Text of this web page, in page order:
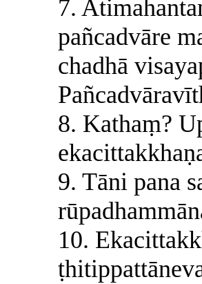
7.
pañcadvāre
chadhā
8. Kathaṃ?
9. Tāni pana
10.